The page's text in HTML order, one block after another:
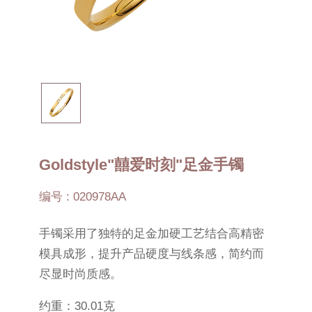
Goldstyle"囍爱时刻"足金手镯
编号 : 020978AA
手镯采用了独特的足金加硬工艺结合高精密
模具成形，提升产品硬度与线条感，简约而
尽显时尚质感。
约重：30.01克